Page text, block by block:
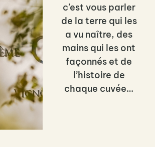
c’est vous parler
de la terre qui les
a vu naître, des
mains qui les ont
façonnés et de
l’histoire de
chaque cuvée…